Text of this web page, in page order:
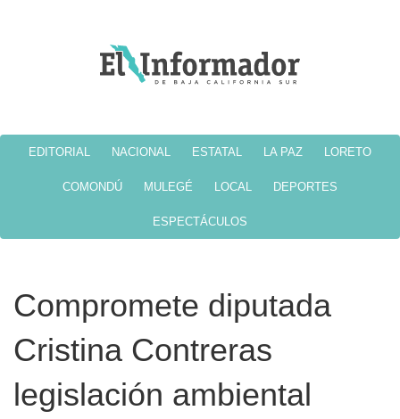
EDITORIAL NACIONAL ESTATAL LA PAZ LORETO
COMONDÚ MULEGÉ LOCAL DEPORTES
ESPECTÁCULOS
Compromete diputada
Cristina Contreras
legislación ambiental